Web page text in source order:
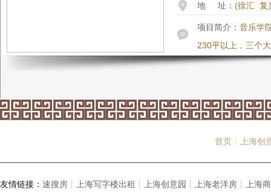
地 址： (徐汇 复
项目简介： 音乐学
230平以上，三个
首页┊ 上海
友情链接： 速搜房┊ 上海写字楼出租┊ 上海创意园┊ 上海老洋房┊ 上海